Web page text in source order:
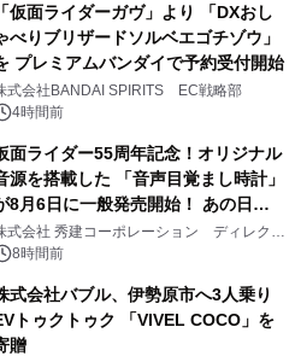
「仮面ライダーガヴ」より 「DXおし
べりブリザードソルベエゴチゾウ」
プレミアムバンダイで予約受付開始
式会社BANDAI SPIRITS EC戦略部
4時間前
面ライダー55周年記念！オリジナル
源を搭載した 「音声目覚まし時計」
8月6日に一般発売開始！ あの日の
興奮が今甦る
式会社 秀建コーポレーション ディレクト
ートギャラリー
8時間前
式会社バブル、伊勢原市へ3人乗り
トゥクトゥク 「VIVEL COCO」を
贈